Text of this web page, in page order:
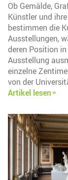
Ob Gemälde,
Künstler und
bestimmen die
Ausstellungen,
deren Position
Ausstellung
einzelne
von der
Artikel lesen